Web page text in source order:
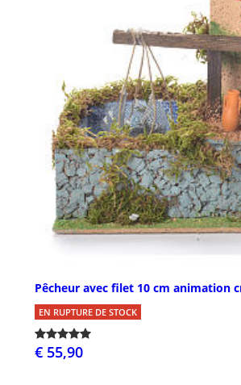
Pêcheur avec filet 10 cm animation
EN RUPTURE DE STOCK
€ 55,90